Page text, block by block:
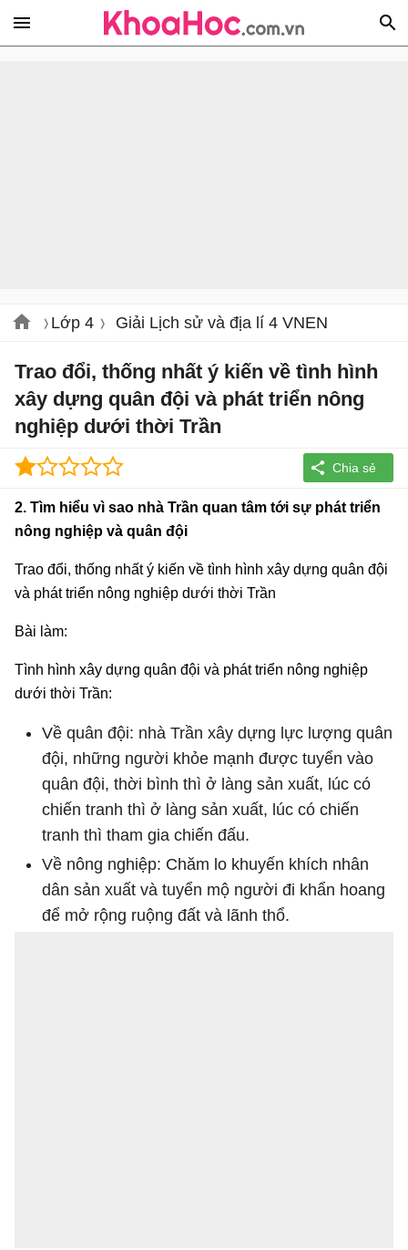
Lớp 4 Giải Lịch sử và địa lí 4 VNEN
Trao đổi, thống nhất ý kiến về tình hình
xây dựng quân đội và phát triển nông
nghiệp dưới thời Trần
2. Tìm hiểu vì sao nhà Trần quan tâm tới sự phát triển
nông nghiệp và quân đội
Trao đổi, thống nhất ý kiến về tình hình xây dựng quân đội
và phát triển nông nghiệp dưới thời Trần
Bài làm:
Tình hình xây dựng quân đội và phát triển nông nghiệp
dưới thời Trần:
Về quân đội: nhà Trần xây dựng lực lượng quân
đội, những người khỏe mạnh được tuyển vào
quân đội, thời bình thì ở làng sản xuất, lúc có
chiến tranh thì ở làng sản xuất, lúc có chiến
tranh thì tham gia chiến đấu.
Về nông nghiệp: Chăm lo khuyến khích nhân
dân sản xuất và tuyển mộ người đi khẩn hoang
để mở rộng ruộng đất và lãnh thổ.